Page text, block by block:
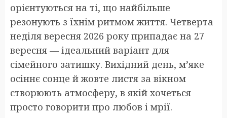
орієнтуються на ті, що найбільше
резонують з їхнім ритмом життя. Четверта
неділя вересня 2026 року припадає на 27
вересня — ідеальний варіант для
сімейного затишку. Вихідний день, м’яке
осіннє сонце й жовте листя за вікном
створюють атмосферу, в якій хочеться
просто говорити про любов і мрії.